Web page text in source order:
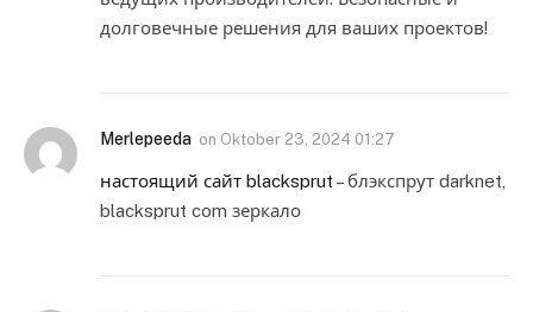
долговечные решения для ваших проектов!
Merlepeeda on Oktober 23, 2024 01:27
настоящий сайт blacksprut – блэкспрут darknet,
blacksprut com зеркало